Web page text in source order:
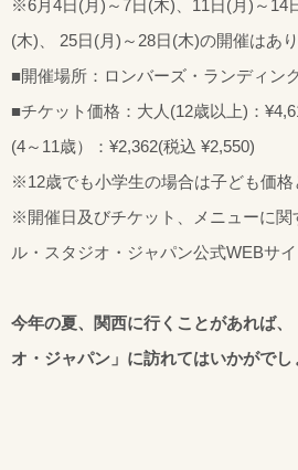
※6月4日(月)～7日(木)、11日(月)～14
(木)、 25日(月)～28日(木)の開催はあり
■開催場所：ロンバーズ・ランディン
■チケット価格：大人(12歳以上)：
(4～11歳）：¥2,362(税込 ¥2,550)
※12歳でも小学生の場合は子ども価格
※開催日及びチケット、メニューに関
ル・スタジオ・ジャパン公式WEBサ
今年の夏、関西に行くことがあれば
オ・ジャパン」に訪れてはいかがでし